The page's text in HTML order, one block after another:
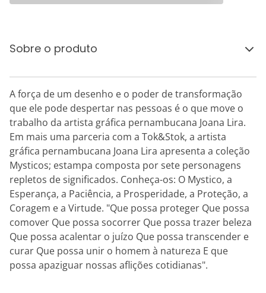
Sobre o produto
A força de um desenho e o poder de transformação
que ele pode despertar nas pessoas é o que move o
trabalho da artista gráfica pernambucana Joana Lira.
Em mais uma parceria com a Tok&Stok, a artista
gráfica pernambucana Joana Lira apresenta a coleção
Mysticos; estampa composta por sete personagens
repletos de significados. Conheça-os: O Mystico, a
Esperança, a Paciência, a Prosperidade, a Proteção, a
Coragem e a Virtude. "Que possa proteger Que possa
comover Que possa socorrer Que possa trazer beleza
Que possa acalentar o juízo Que possa transcender e
curar Que possa unir o homem à natureza E que
possa apaziguar nossas aflições cotidianas".